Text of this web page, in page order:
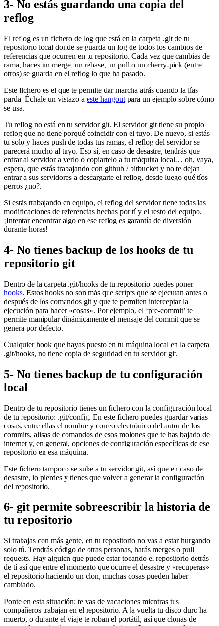
3- No estás guardando una copia del
reflog
El reflog es un fichero de log que está en la carpeta .git de tu
repositorio local donde se guarda un log de todos los cambios de
referencias que ocurren en tu repositorio. Cada vez que cambias de
rama, haces un merge, un rebase, un pull o un cherry-pick (entre
otros) se guarda en el reflog lo que ha pasado.
Este fichero es el que te permite dar marcha atrás cuando la lías
parda. Échale un vistazo a este hangout para un ejemplo sobre cómo
se usa.
Tu reflog no está en tu servidor git. El servidor git tiene su propio
reflog que no tiene porqué coincidir con el tuyo. De nuevo, si estás
tu solo y haces push de todas tus ramas, el reflog del servidor se
parecerá mucho al tuyo. Eso sí, en caso de desastre, tendrás que
entrar al servidor a verlo o copiartelo a tu máquina local… oh, vaya,
espera, que estás trabajando con github / bitbucket y no te dejan
entrar a sus servidores a descargarte el reflog, desde luego qué tíos
perros ¿no?.
Si estás trabajando en equipo, el reflog del servidor tiene todas las
modificaciones de referencias hechas por tí y el resto del equipo.
¡Intentar encontrar algo en ese reflog es garantía de diversión
durante horas!
4- No tienes backup de los hooks de tu
repositorio git
Dentro de la carpeta .git/hooks de tu repositorio puedes poner
hooks. Estos hooks no son más que scripts que se ejecutan antes o
después de los comandos git y que te permiten interceptar la
ejecución para hacer «cosas». Por ejemplo, el ‘pre-commit’ te
permite manipular dinámicamente el mensaje del commit que se
genera por defecto.
Cualquier hook que hayas puesto en tu máquina local en la carpeta
.git/hooks, no tiene copia de seguridad en tu servidor git.
5- No tienes backup de tu configuración
local
Dentro de tu repositorio tienes un fichero con la configuración local
de tu repositorio: .git/config. En este fichero puedes guardar varias
cosas, entre ellas el nombre y correo electrónico del autor de los
commits, alisas de comandos de esos molones que te has bajado de
internet y, en general, opciones de configuración específicas de ese
repositorio en esa máquina.
Este fichero tampoco se sube a tu servidor git, así que en caso de
desastre, lo pierdes y tienes que volver a generar la configuración
del repositorio.
6- git permite sobreescribir la historia de
tu repositorio
Si trabajas con más gente, en tu repositorio no vas a estar hurgando
solo tú. Tendrás código de otras personas, harás merges o pull
requests. Hay alguien que puede estar tocando el repositorio detrás
de tí así que entre el momento que ocurre el desastre y «recuperas»
el repositorio haciendo un clon, muchas cosas pueden haber
cambiado.
Ponte en esta situación: te vas de vacaciones mientras tus
compañeros trabajan en el repositorio. A la vuelta tu disco duro ha
muerto, o durante el viaje te roban el portátil, así que clonas de